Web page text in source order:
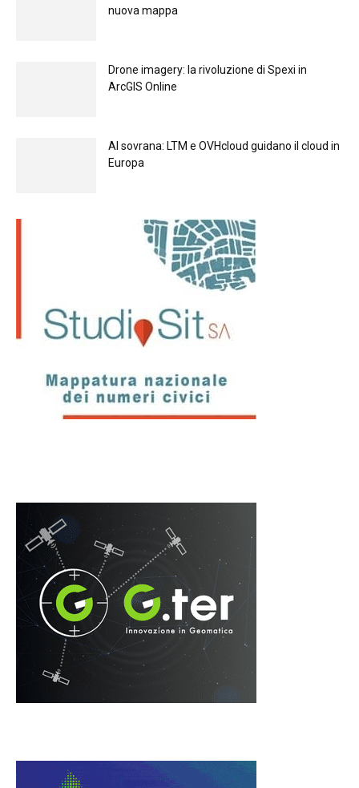
nuova mappa
Drone imagery: la rivoluzione di Spexi in
ArcGIS Online
Al sovrana: LTM е OVHcloud guidano il cloud in
Europа